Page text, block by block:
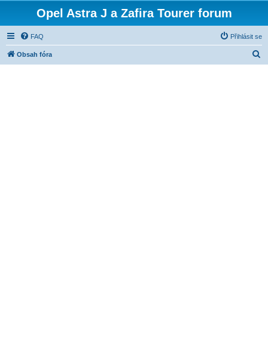
Opel Astra J a Zafira Tourer forum
FAQ Přihlásit se
Obsah fóra